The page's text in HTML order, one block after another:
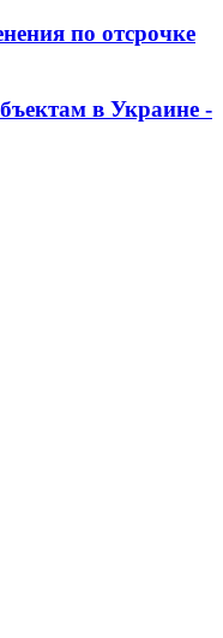
по отсрочке
в Украине -